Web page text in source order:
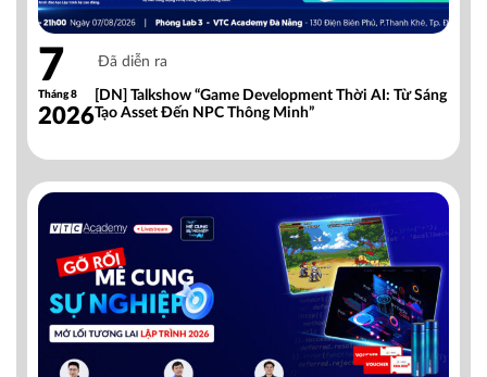
7
Tháng 8
2026
Đã diễn ra
[DN] Talkshow “Game Development Thời AI: Từ Sáng
Tạo Asset Đến NPC Thông Minh”